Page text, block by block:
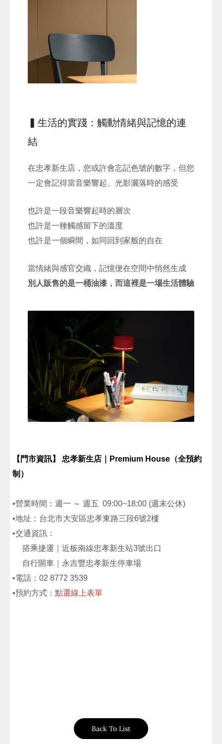
▍生活的實踐：觸動情緒與記憶的連
結
在忠孝新生店，您或許會忘記色號的數字，但您
一定會記得當音樂響起、光影灑落時的感受
也許是一段音樂響起時的層次
也許是一種觸感留下的溫度
也許是一個瞬間，如同回到家般的自在
當情緒與感官交織，記憶便在空間中悄然生成
別人販售的是一桶油漆，而這裡是一場生活體驗
【門市資訊】 忠孝新生店｜Premium House（全預約
制）
•營業時間：週一 ～ 週五 09:00~18:00 (週末公休)
•地址：台北市大安區忠孝東路三段6號2樓
•交通資訊：
搭乘捷運｜近板南線忠孝新生站3號出口
自行開車｜永吉豐忠孝新生停車場
•電話：02 8772 3539
•預約方式： 點選線上表單
Back To List